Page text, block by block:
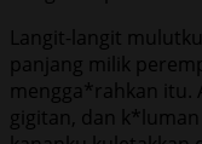
Langit-langit
panjang milik
mengga*rahkan itu.
gigitan, dan